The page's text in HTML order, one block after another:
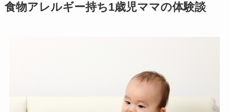
食物アレルギー持ち1歳児ママの体験談